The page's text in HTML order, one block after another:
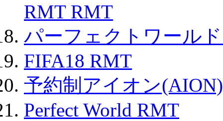
RMT RMT
パーフェクトワール
FIFA18 RMT
予約制アイオン
Perfect World RMT